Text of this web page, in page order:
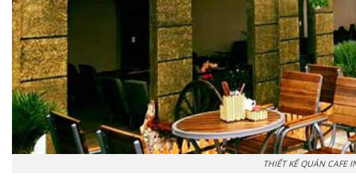
THIẾT KẾ QUÁN CAFE